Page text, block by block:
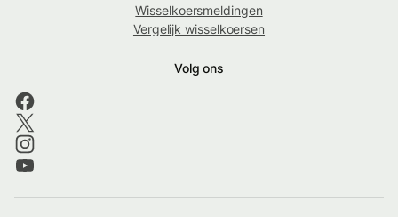
Wisselkoersmeldingen
Vergelijk wisselkoersen
Volg ons